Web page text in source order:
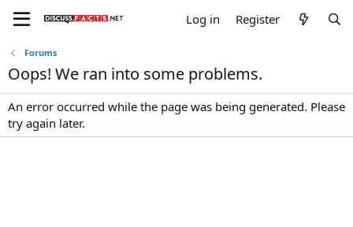
Log in Register
Forums
Oops! We ran into some problems.
An error occurred while the page was being generated. Please
try again later.